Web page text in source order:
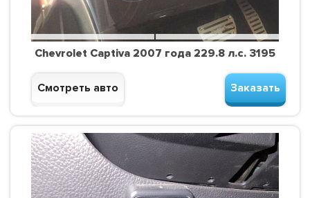
Chevrolet Captiva 2007 года 229.8 л.с. 3195
Смотреть авто Заказать